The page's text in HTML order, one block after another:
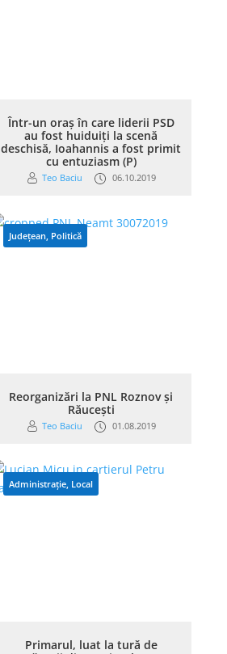
Într-un oraș în care liderii PSD
au fost huiduiți la scenă
deschisă, Ioahannis a fost primit
cu entuziasm (P)
Teo Baciu 06.10.2019
Județean, Politică
Reorganizări la PNL Roznov și
Răucești
Teo Baciu 01.08.2019
Administrație, Local
Primarul, luat la tură de